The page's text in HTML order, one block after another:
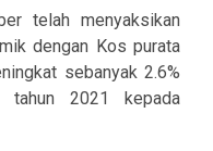
telah menyaksikan
dengan Kos purata
sebanyak 2.6%
tahun 2021 kepada